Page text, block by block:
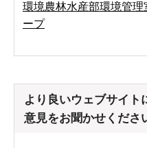
環境農林水産部環境管
ープ
より良いウェブサイト
意見をお聞かせくださ